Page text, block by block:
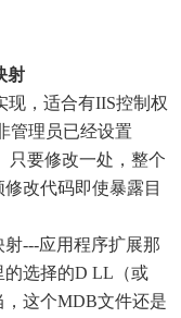
射
，适合有IIS控制权
管理员已经设置
只要修改一处，整个
改代码即使暴露目
---应用程序扩展那
的选择的D LL（或
这个MDB文件还是